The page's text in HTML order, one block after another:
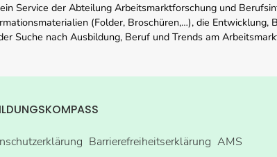
Service der Abteilung Arbeitsmarktforschung und
(Folder, Broschüren,…), die
Suche nach Ausbildung, Beruf und Trends am
Barrierefreiheitserklärung AMS